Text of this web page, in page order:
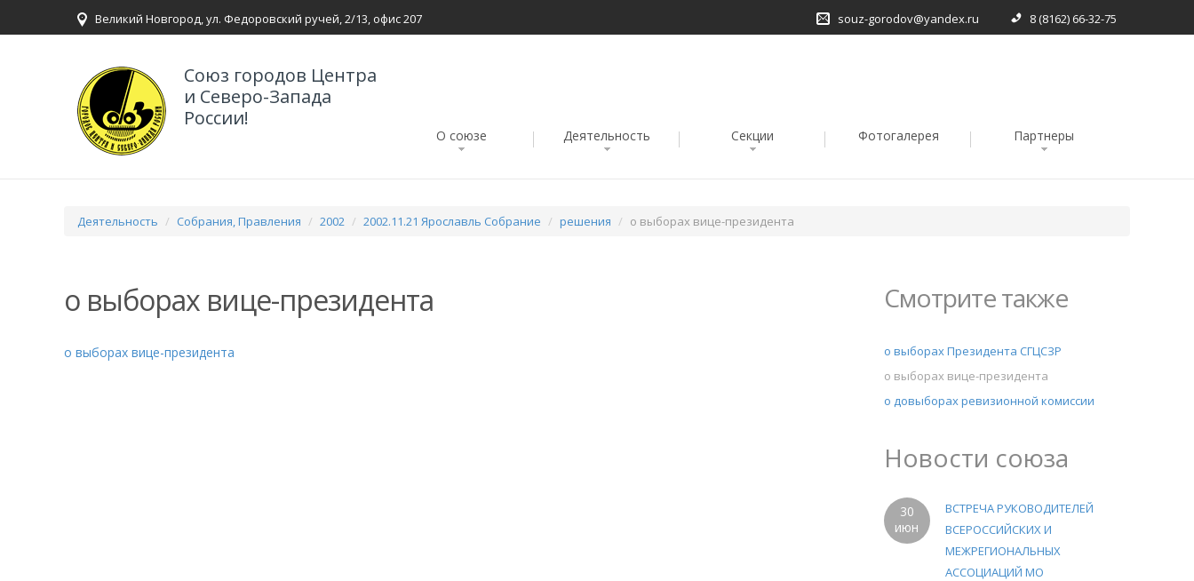
Великий Новгород, ул. Федоровский ручей, 2/13, офис 207 souz-gorodov@yandex.ru 8 (8162) 66-32-75
Союз городов Центра
и Северо-Запада
России!
О союзе Деятельность Секции Фотогалерея Партнеры
Деятельность Собрания, Правления 2002 2002.11.21 Ярославль Собрание решения о выборах вице-президента
о выборах вице-президента
о выборах вице-президента
Смотрите также
о выборах Президента СГЦСЗР
о выборах вице-президента
о довыборах ревизионной комиссии
Новости союза
30
июн
ВСТРЕЧА РУКОВОДИТЕЛЕЙ
ВСЕРОССИЙСКИХ И
МЕЖРЕГИОНАЛЬНЫХ
АССОЦИАЦИЙ МО